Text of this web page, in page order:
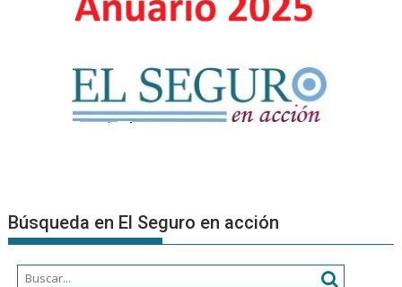
Búsqueda en El Seguro en acción